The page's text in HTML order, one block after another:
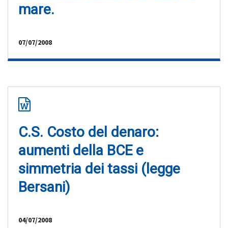
mare.
07/07/2008
C.S. Costo del denaro:
aumenti della BCE e
simmetria dei tassi (legge
Bersani)
04/07/2008